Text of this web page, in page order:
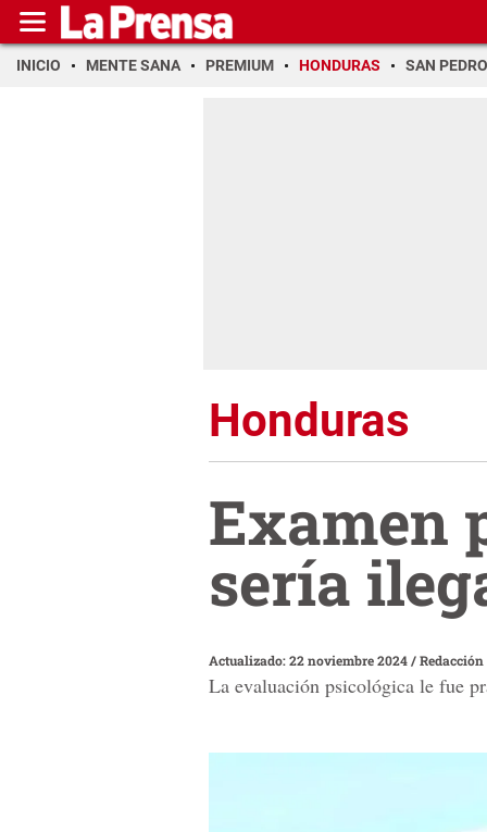
INICIO MENTE SANA PREMIUM HONDURAS SAN PEDRO
Honduras
Examen
sería
Actualizado: 22 noviembre 2024/Redacción
La evaluación psicológica le fue